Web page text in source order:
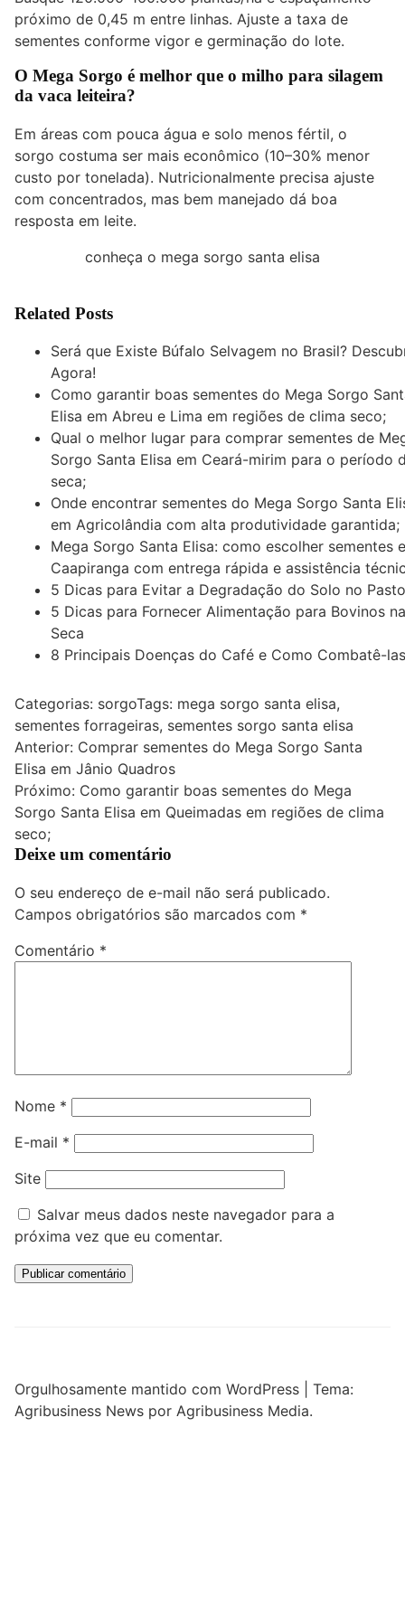
próximo de 0,45 m entre linhas. Ajuste a taxa de
sementes conforme vigor e germinação do lote.
O Mega Sorgo é melhor que o milho para silagem
da vaca leiteira?
Em áreas com pouca água e solo menos fértil, o
sorgo costuma ser mais econômico (10–30% menor
custo por tonelada). Nutricionalmente precisa ajuste
com concentrados, mas bem manejado dá boa
resposta em leite.
conheça o mega sorgo santa elisa
Related Posts
Será que Existe Búfalo Selvagem no Brasil?
Agora!
Como garantir boas sementes do Mega Sorgo
Elisa em Abreu e Lima em regiões de clima seco;
Qual o melhor lugar para comprar sementes de
Sorgo Santa Elisa em Ceará-mirim para o período
seca;
Onde encontrar sementes do Mega Sorgo Santa
em Agricolândia com alta produtividade garantida;
Mega Sorgo Santa Elisa: como escolher sementes
Caapiranga com entrega rápida e assistência
5 Dicas para Evitar a Degradação do Solo no Pasto
5 Dicas para Fornecer Alimentação para Bovinos na
Seca
8 Principais Doenças do Café e Como Combatê-las
Categorias: sorgoTags: mega sorgo santa elisa,
sementes forrageiras, sementes sorgo santa elisa
Navegação
de
Post
Anterior: Comprar sementes do Mega Sorgo Santa
Elisa em Jânio Quadros
Próximo: Como garantir boas sementes do Mega
Sorgo Santa Elisa em Queimadas em regiões de clima
seco;
Deixe um comentário
O seu endereço de e-mail não será publicado.
Campos obrigatórios são marcados com *
Comentário *
Nome *
E-mail *
Site
Salvar meus dados neste navegador para a
próxima vez que eu comentar.
Orgulhosamente mantido com WordPress
Tema:
Agribusiness News por Agribusiness Media.